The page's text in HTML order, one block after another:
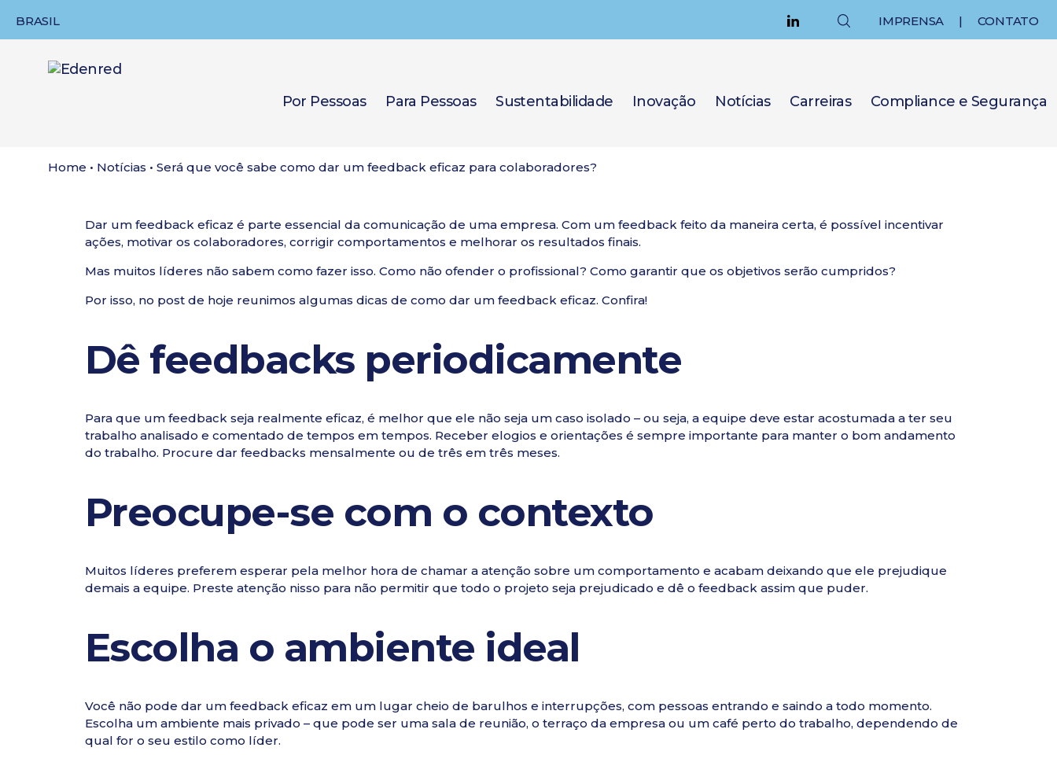
BRASIL IMPRENSA | CONTATO
Por Pessoas Para Pessoas Sustentabilidade Inovação Notícias Carreiras Compliance e Segurança
Home • Notícias • Será que você sabe como dar um feedback eficaz para colaboradores?
Dar um feedback eficaz é parte essencial da comunicação de uma empresa. Com um feedback feito da maneira certa, é possível incentivar
ações, motivar os colaboradores, corrigir comportamentos e melhorar os resultados finais.
Mas muitos líderes não sabem como fazer isso. Como não ofender o profissional? Como garantir que os objetivos serão cumpridos?
Por isso, no post de hoje reunimos algumas dicas de como dar um feedback eficaz. Confira!
Dê feedbacks periodicamente
Para que um feedback seja realmente eficaz, é melhor que ele não seja um caso isolado – ou seja, a equipe deve estar acostumada a ter seu
trabalho analisado e comentado de tempos em tempos. Receber elogios e orientações é sempre importante para manter o bom andamento
do trabalho. Procure dar feedbacks mensalmente ou de três em três meses.
Preocupe-se com o contexto
Muitos líderes preferem esperar pela melhor hora de chamar a atenção sobre um comportamento e acabam deixando que ele prejudique
demais a equipe. Preste atenção nisso para não permitir que todo o projeto seja prejudicado e dê o feedback assim que puder.
Escolha o ambiente ideal
Você não pode dar um feedback eficaz em um lugar cheio de barulhos e interrupções, com pessoas entrando e saindo a todo momento.
Escolha um ambiente mais privado – que pode ser uma sala de reunião, o terraço da empresa ou um café perto do trabalho, dependendo de
qual for o seu estilo como líder.